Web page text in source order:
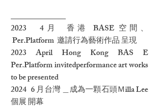
______________
2023 4月 香港 BASE 空間、
Per.Platform 邀請行為藝術作品 呈現
2023 April Hong Kong BAS E
Per.Platform invitedperformance art works
to be presented
2024 6 月台灣 ＿成為一顆石頭Ｍilla Lee
個展 開幕